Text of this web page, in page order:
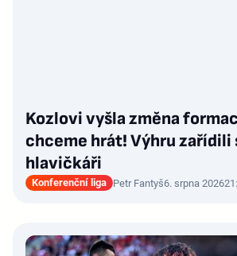
Kozlovi vyšla změna
chceme hrát! Výhru
hlavičkáři
Konferenční liga Petr Fantyš6. srpna 2026